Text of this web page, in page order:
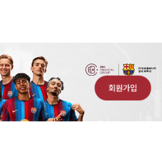
회원가입